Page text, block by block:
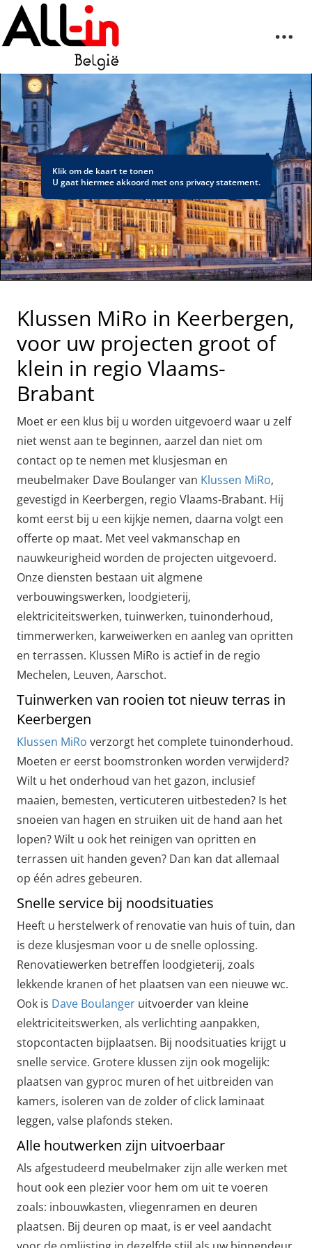
Klik om de kaart te tonen
U gaat hiermee akkoord met ons privacy statement.
Klussen MiRo in Keerbergen,
voor uw projecten groot of
klein in regio Vlaams-
Brabant
Moet er een klus bij u worden uitgevoerd waar u zelf
niet wenst aan te beginnen, aarzel dan niet om
contact op te nemen met klusjesman en
meubelmaker Dave Boulanger van Klussen MiRo,
gevestigd in Keerbergen, regio Vlaams-Brabant. Hij
komt eerst bij u een kijkje nemen, daarna volgt een
offerte op maat. Met veel vakmanschap en
nauwkeurigheid worden de projecten uitgevoerd.
Onze diensten bestaan uit algmene
verbouwingswerken, loodgieterij,
elektriciteitswerken, tuinwerken, tuinonderhoud,
timmerwerken, karweiwerken en aanleg van opritten
en terrassen. Klussen MiRo is actief in de regio
Mechelen, Leuven, Aarschot.
Tuinwerken van rooien tot nieuw terras in
Keerbergen
Klussen MiRo verzorgt het complete tuinonderhoud.
Moeten er eerst boomstronken worden verwijderd?
Wilt u het onderhoud van het gazon, inclusief
maaien, bemesten, verticuteren uitbesteden? Is het
snoeien van hagen en struiken uit de hand aan het
lopen? Wilt u ook het reinigen van opritten en
terrassen uit handen geven? Dan kan dat allemaal
op één adres gebeuren.
Snelle service bij noodsituaties
Heeft u herstelwerk of renovatie van huis of tuin, dan
is deze klusjesman voor u de snelle oplossing.
Renovatiewerken betreffen loodgieterij, zoals
lekkende kranen of het plaatsen van een nieuwe wc.
Ook is Dave Boulanger uitvoerder van kleine
elektriciteitswerken, als verlichting aanpakken,
stopcontacten bijplaatsen. Bij noodsituaties krijgt u
snelle service. Grotere klussen zijn ook mogelijk:
plaatsen van gyproc muren of het uitbreiden van
kamers, isoleren van de zolder of click laminaat
leggen, valse plafonds steken.
Alle houtwerken zijn uitvoerbaar
Als afgestudeerd meubelmaker zijn alle werken met
hout ook een plezier voor hem om uit te voeren
zoals: inbouwkasten, vliegenramen en deuren
plaatsen. Bij deuren op maat, is er veel aandacht